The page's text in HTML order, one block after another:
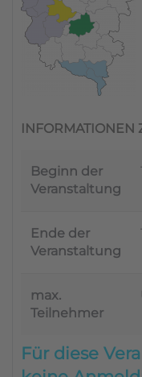
INFORMATIONEN
Beginn der
Veranstaltung
Ende der
Veranstaltung
max.
Teilnehmer
Für diese